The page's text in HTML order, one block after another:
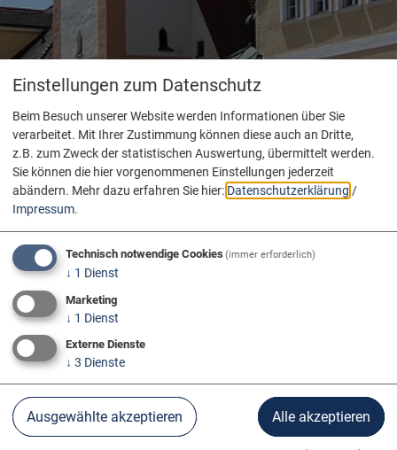
SCHROBENHAUSEN
Einstellungen zum Datenschutz
Beim Besuch unserer Website werden Informationen über Sie
verarbeitet. Mit Ihrer Zustimmung können diese auch an Dritte,
z.B. zum Zweck der statistischen Auswertung, übermittelt werden.
Sie können die hier vorgenommenen Einstellungen jederzeit
abändern. Mehr dazu erfahren Sie hier: Datenschutzerklärung /
Impressum.
Technisch notwendige Cookies(immer erforderlich)
↓ 1 Dienst
Marketing
↓ 1 Dienst
Externe Dienste
↓ 3 Dienste
Ausgewählte akzeptieren Alle akzeptieren